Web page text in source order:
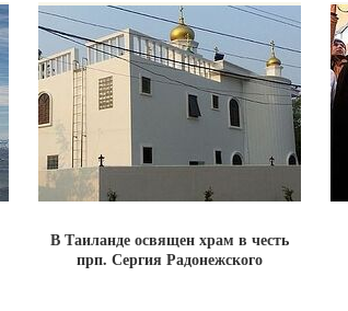
В Таиланде освящен храм в честь
прп. Сергия Радонежского